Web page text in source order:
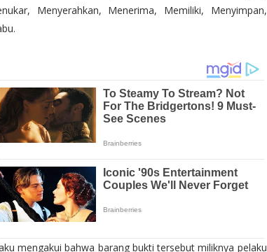
Menyerahkan, Menerima, Memiliki, Menyimpan,
mengakui bahwa barang bukti tersebut miliknya pelaku